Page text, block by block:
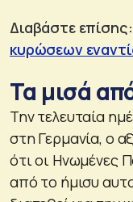
Διαβάστε επίσης:
κυρώσεων
Τα μισά
Την τελευταία
στη Γερμανία, ο
ότι οι Ηνωμένες
από το ήμισυ